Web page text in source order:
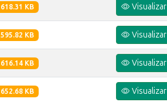
618.31 KB Visualizar
595.82 KB Visualizar
616.14 KB Visualizar
652.68 KB Visualizar